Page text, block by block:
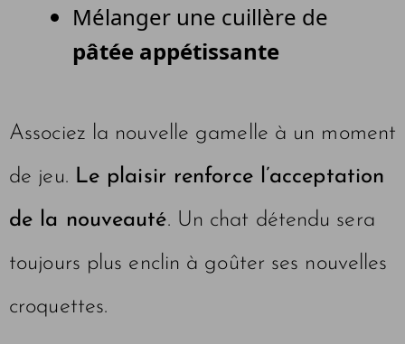
Mélanger une cuillère de
pâtée appétissante
Associez la nouvelle gamelle à un moment
de jeu. Le plaisir renforce l’acceptation
de la nouveauté. Un chat détendu sera
toujours plus enclin à goûter ses nouvelles
croquettes.